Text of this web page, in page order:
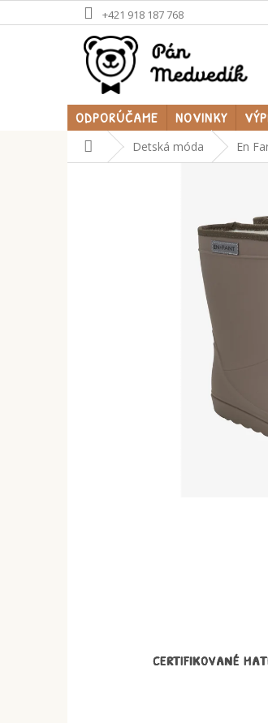
na
+421 918 187 768
ODPORÚČAME NOVINKY
DomovDetská móda En
CERTIFIKOVANÉ